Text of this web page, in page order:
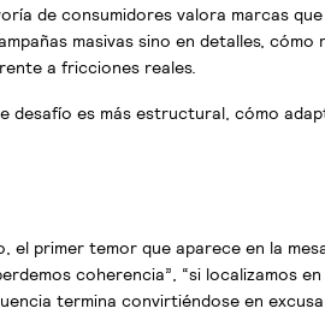
de consumidores valora marcas
masivas sino en detalles, cómo
a fricciones reales.
desafío es más estructural, cómo
el primer temor que aparece en la
coherencia”, “si localizamos
termina convirtiéndose en